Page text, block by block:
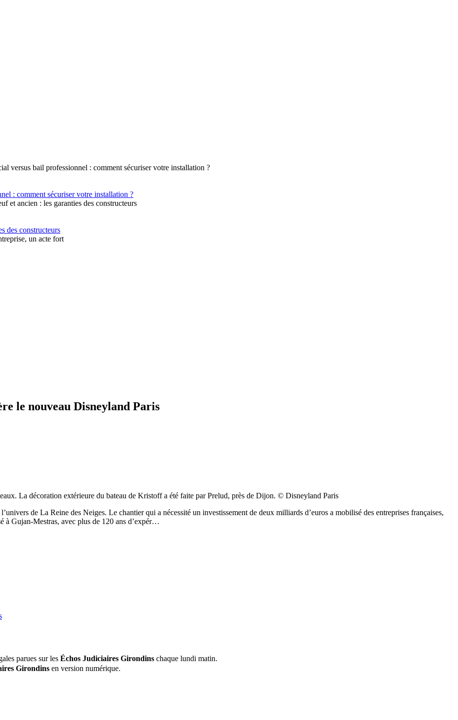
: comment sécuriser votre installation ?
des constructeurs
le nouveau Disneyland Paris
La décoration extérieure du bateau de Kristoff a été faite par Prelud, près de Dijon. © Disneyland Paris
de La Reine des Neiges. Le chantier qui a nécessité un investissement de deux milliards d’euros a mobilisé des entreprises françaises,
à Gujan-Mestras, avec plus de 120 ans d’expér…
parues sur les Échos Judiciaires Girondins chaque lundi matin.
Girondins en version numérique.